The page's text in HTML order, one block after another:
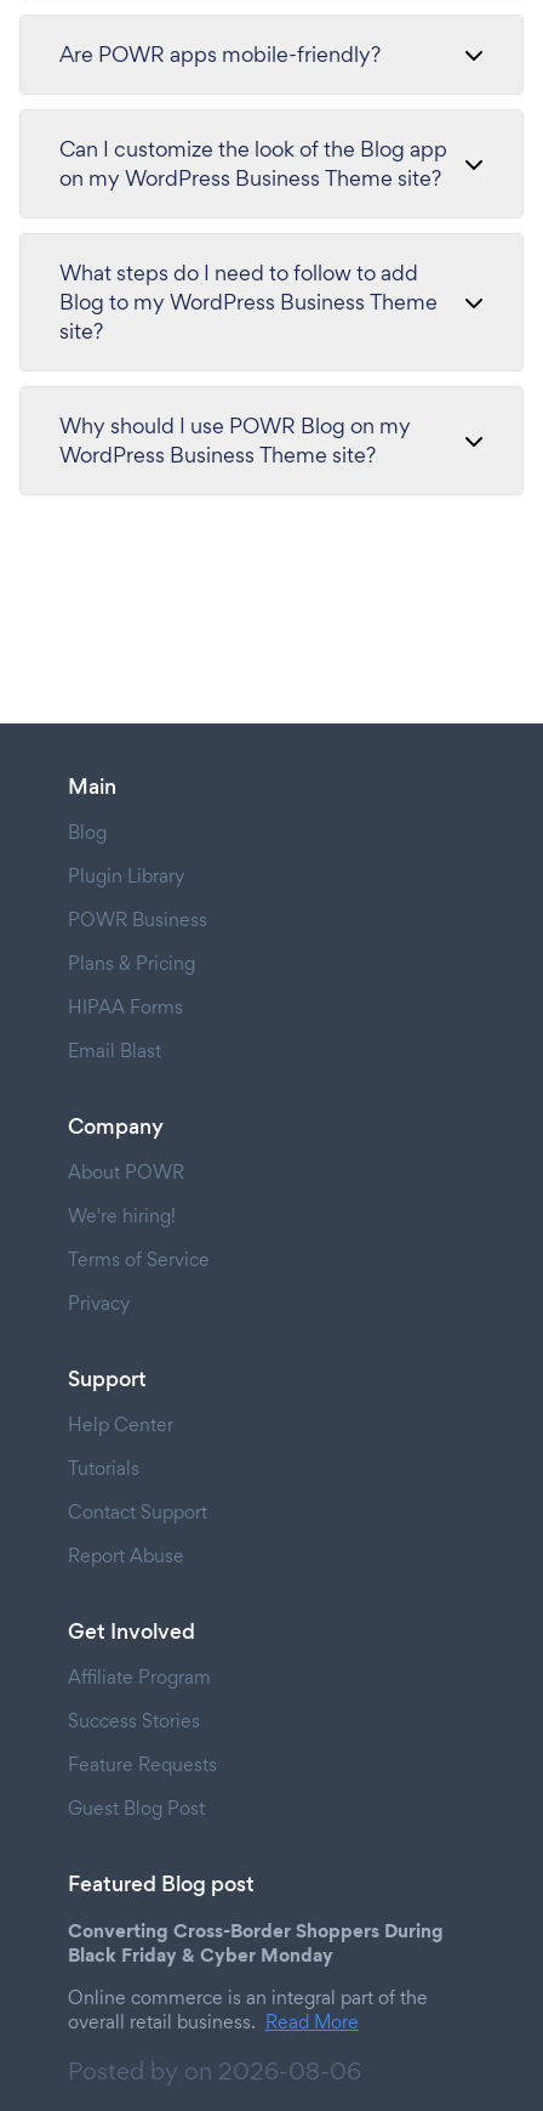
Are POWR apps mobile-friendly?
Can I customize the look of the Blog app
on my WordPress Business Theme site?
What steps do I need to follow to add
Blog to my WordPress Business Theme
site?
Why should I use POWR Blog on my
WordPress Business Theme site?
Main
Blog
Plugin Library
POWR Business
Plans & Pricing
HIPAA Forms
Email Blast
Company
About POWR
We're hiring!
Terms of Service
Privacy
Support
Help Center
Tutorials
Contact Support
Report Abuse
Get Involved
Affiliate Program
Success Stories
Feature Requests
Guest Blog Post
Featured Blog post
Converting Cross-Border Shoppers During
Black Friday & Cyber Monday
Online commerce is an integral part of the
overall retail business. Read More
Posted by on 2026-08-06